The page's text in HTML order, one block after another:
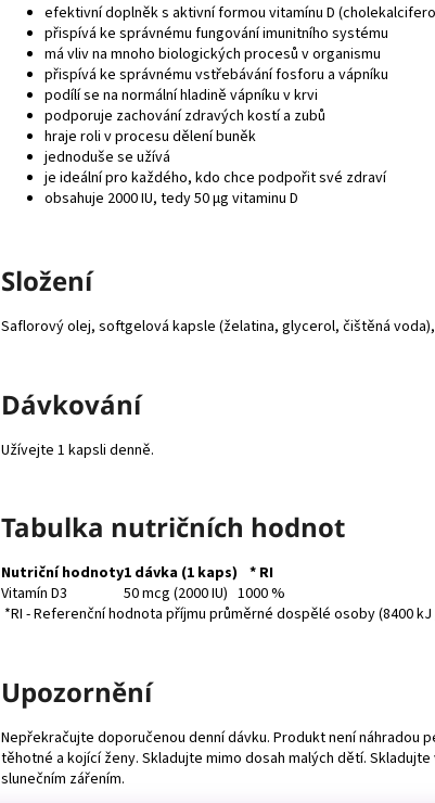
efektivní doplněk s aktivní formou vitamínu D
přispívá ke správnému fungování imunitního systému
má vliv na mnoho biologických procesů v organismu
přispívá ke správnému vstřebávání fosforu a vápníku
podílí se na normální hladině vápníku v krvi
podporuje zachování zdravých kostí a zubů
hraje roli v procesu dělení buněk
jednoduše se užívá
je ideální pro každého, kdo chce podpořit své zdraví
obsahuje 2000 IU, tedy 50 μg vitaminu D
Složení
Saflorový olej, softgelová kapsle (želatina, glycerol, čištěná
Dávkování
Užívejte 1 kapsli denně.
Tabulka nutričních hodnot
Nutriční hodnoty1 dávka (1 kaps) * RI
Vitamín D3
50 mcg (2000 IU) 1000 %
*RI - Referenční hodnota příjmu průměrné dospělé osoby (8400 kJ
Upozornění
Nepřekračujte doporučenou denní dávku. Produkt není náhradou
těhotné a kojící ženy. Skladujte mimo dosah malých dětí.
slunečním zářením.